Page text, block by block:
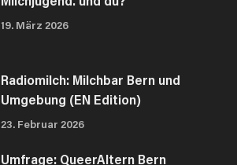
19. März 2026
Radiomilch: Milchbar Bern und
Umgebung (EN Edition)
23. Februar 2026
Umfrage: QueerAltern Bern